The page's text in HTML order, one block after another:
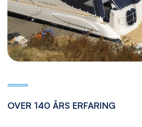
OVER 140 ÅRS ERFARING